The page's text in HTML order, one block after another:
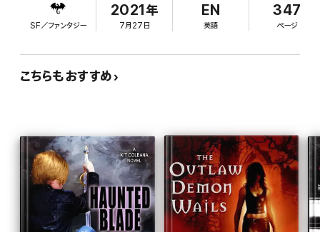
With a sexy werewolf determined to sabotage the wedding and
dark forces threatening The Rain, Kennedy's life is thrown out of
balance when she's forced to confront a past she swore to
of the supernatural world…or will she destroy it.
SF／ファンタジー
2021年
7月27日
EN
英語
347
ページ
こちらもおすすめ